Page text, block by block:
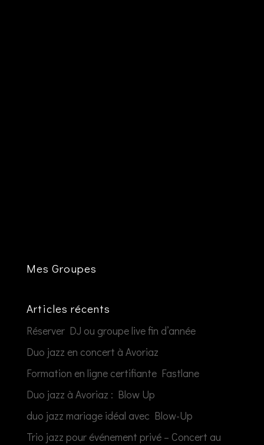
Mes Groupes
Articles récents
Réserver DJ ou groupe live fin d’année
Duo jazz en concert à Avoriaz
Formation en ligne certifiante Fastlane
Duo jazz à Avoriaz : Blow Up
duo jazz mariage idéal avec Blow-Up
Trio jazz pour événement privé – Concert au